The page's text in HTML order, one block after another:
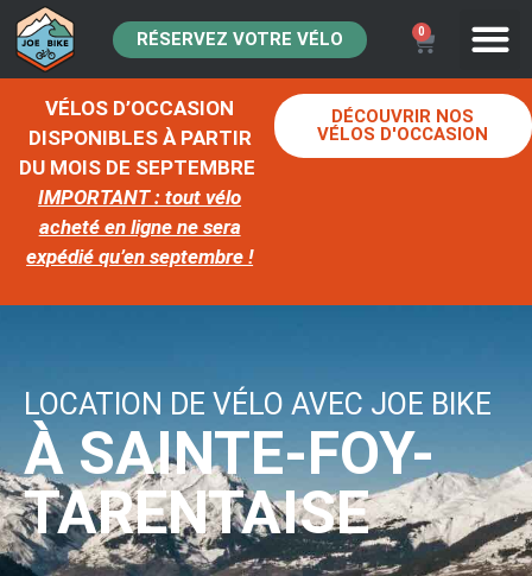
0
RÉSERVEZ VOTRE VÉLO
VÉLOS D’OCCASION
DISPONIBLES À PARTIR
DU MOIS DE SEPTEMBRE
IMPORTANT : tout vélo
acheté en ligne ne sera
expédié qu’en septembre !
DÉCOUVRIR NOS
VÉLOS D'OCCASION
LOCATION DE VÉLO AVEC JOE BIKE
À SAINTE-FOY-
TARENTAISE